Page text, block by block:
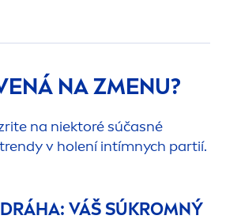
NA ZMENU?
na niektoré súčasné
v holení intímnych partií.
VÁŠ SÚKROMNÝ